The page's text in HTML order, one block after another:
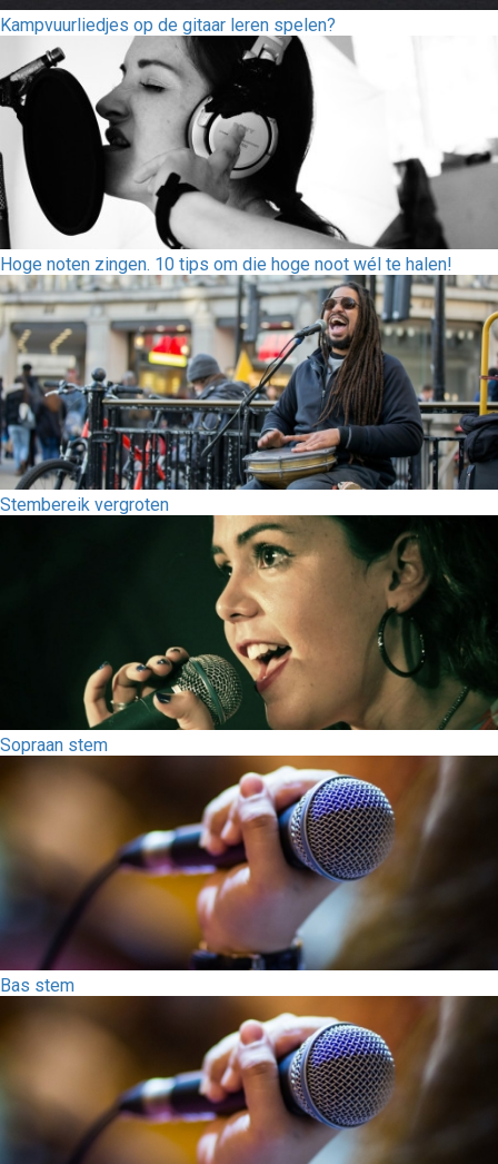
Kampvuurliedjes op de gitaar leren spelen?
Hoge noten zingen. 10 tips om die hoge noot wél te halen!
Stembereik vergroten
Sopraan stem
Bas stem